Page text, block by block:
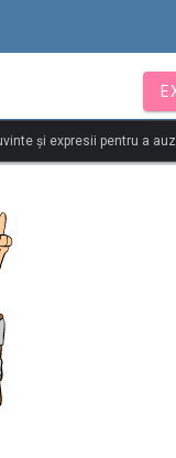
și expresii pentru a